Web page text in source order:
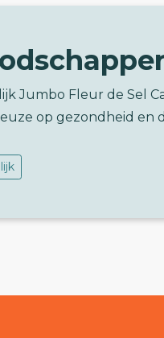
Jumbo Fleur de Sel
op gezondheid en